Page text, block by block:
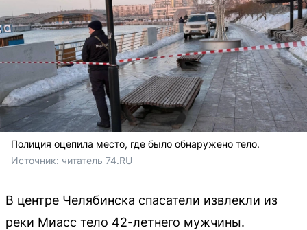
Полиция оцепила место, где было обнаружено тело.
Источник: читатель 74.RU
В центре Челябинска спасатели извлекли из
реки Миасс тело 42-летнего мужчины.